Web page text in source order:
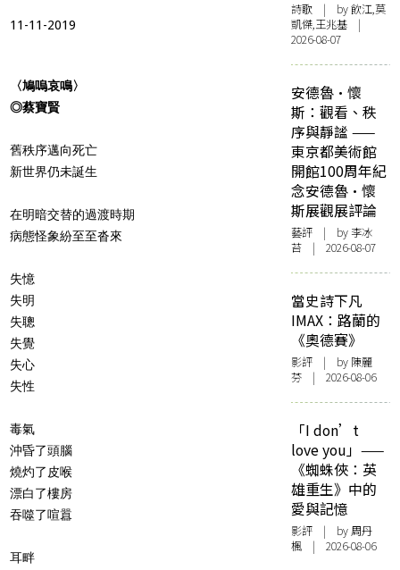
11-11-2019
〈鳩嗚哀鳴〉
◎蔡寶賢
舊秩序邁向死亡
新世界仍未誕生
在明暗交替的過渡時期
病態怪象紛至至沓來
失憶
失明
失聰
失覺
失心
失性
毒氣
沖昏了頭腦
燒灼了皮喉
漂白了樓房
吞噬了喧囂
耳畔
詩歌 | by 飲江,莫
凱傑,王兆基 |
2026-08-07
安德魯·懷
斯：觀看、秩
序與靜謐 ——
東京都美術館
開館100周年紀
念安德魯·懷
斯展觀展評論
藝評 | by 李冰
苔 | 2026-08-07
當史詩下凡
IMAX：路蘭的
《奧德賽》
影評 | by 陳麗
芬 | 2026-08-06
「I don’t
love you」——
《蜘蛛俠：英
雄重生》中的
愛與記憶
影評 | by周丹
楓 | 2026-08-06